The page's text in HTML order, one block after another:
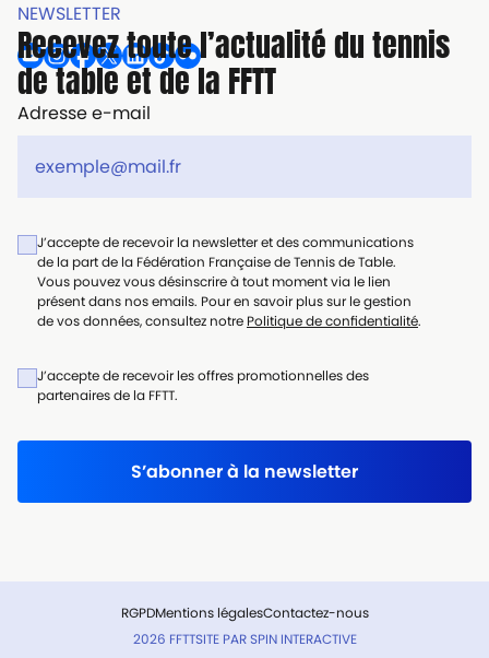
NEWSLETTER
Recevez toute l’actualité du tennis
de table et de la FFTT
Adresse e-mail
J’accepte de recevoir la newsletter et des communications
de la part de la Fédération Française de Tennis de Table.
Vous pouvez vous désinscrire à tout moment via le lien
présent dans nos emails. Pour en savoir plus sur le gestion
de vos données, consultez notre Politique de confidentialité.
J’accepte de recevoir les offres promotionnelles des
partenaires de la FFTT.
S’abonner à la newsletter
RGPDMentions légalesContactez-nous
2026 FFTTSITE PARSPIN INTERACTIVE